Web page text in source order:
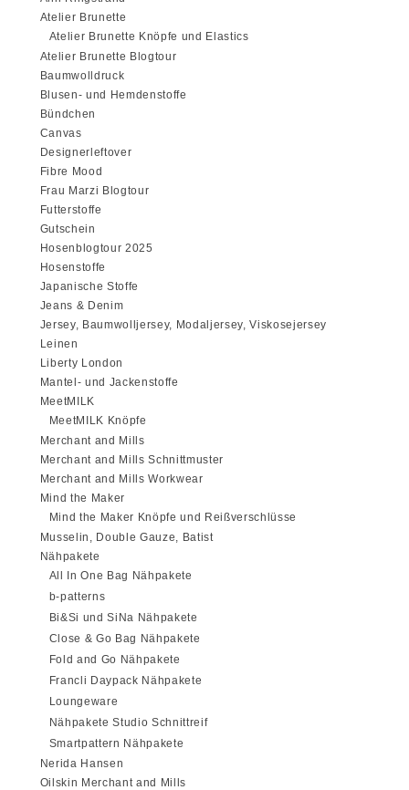
Atelier Brunette
Atelier Brunette Knöpfe und Elastics
Atelier Brunette Blogtour
Baumwolldruck
Blusen- und Hemdenstoffe
Bündchen
Canvas
Designerleftover
Fibre Mood
Frau Marzi Blogtour
Futterstoffe
Gutschein
Hosenblogtour 2025
Hosenstoffe
Japanische Stoffe
Jeans & Denim
Jersey, Baumwolljersey, Modaljersey, Viskosejersey
Leinen
Liberty London
Mantel- und Jackenstoffe
MeetMILK
MeetMILK Knöpfe
Merchant and Mills
Merchant and Mills Schnittmuster
Merchant and Mills Workwear
Mind the Maker
Mind the Maker Knöpfe und Reißverschlüsse
Musselin, Double Gauze, Batist
Nähpakete
All In One Bag Nähpakete
b-patterns
Bi&Si und SiNa Nähpakete
Close & Go Bag Nähpakete
Fold and Go Nähpakete
Francli Daypack Nähpakete
Loungeware
Nähpakete Studio Schnittreif
Smartpattern Nähpakete
Nerida Hansen
Oilskin Merchant and Mills